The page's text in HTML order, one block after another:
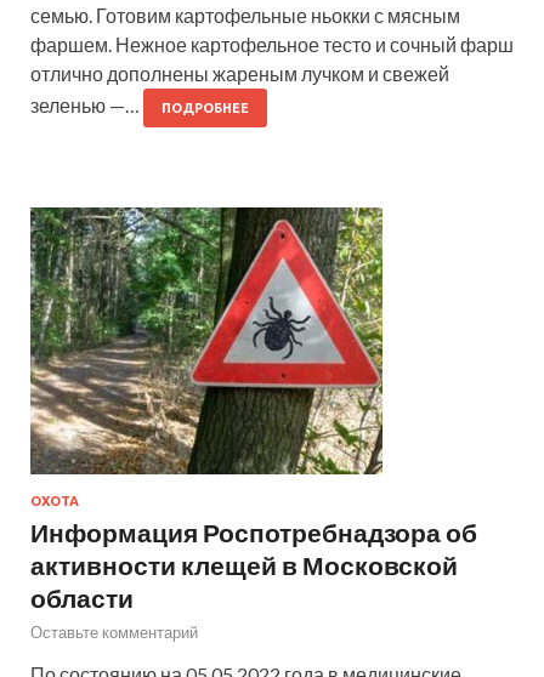
семью. Готовим картофельные ньокки с мясным
фаршем. Нежное картофельное тесто и сочный фарш
отлично дополнены жареным лучком и свежей
зеленью —…
ПОДРОБНЕЕ
ОХОТА
Информация Роспотребнадзора об
активности клещей в Московской
области
Оставьте комментарий